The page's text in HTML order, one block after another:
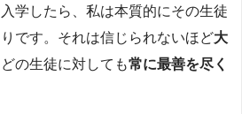
学したら、私は本質的にその生徒
です。それは信じられないほど大
の生徒に対しても常に最善を尽く